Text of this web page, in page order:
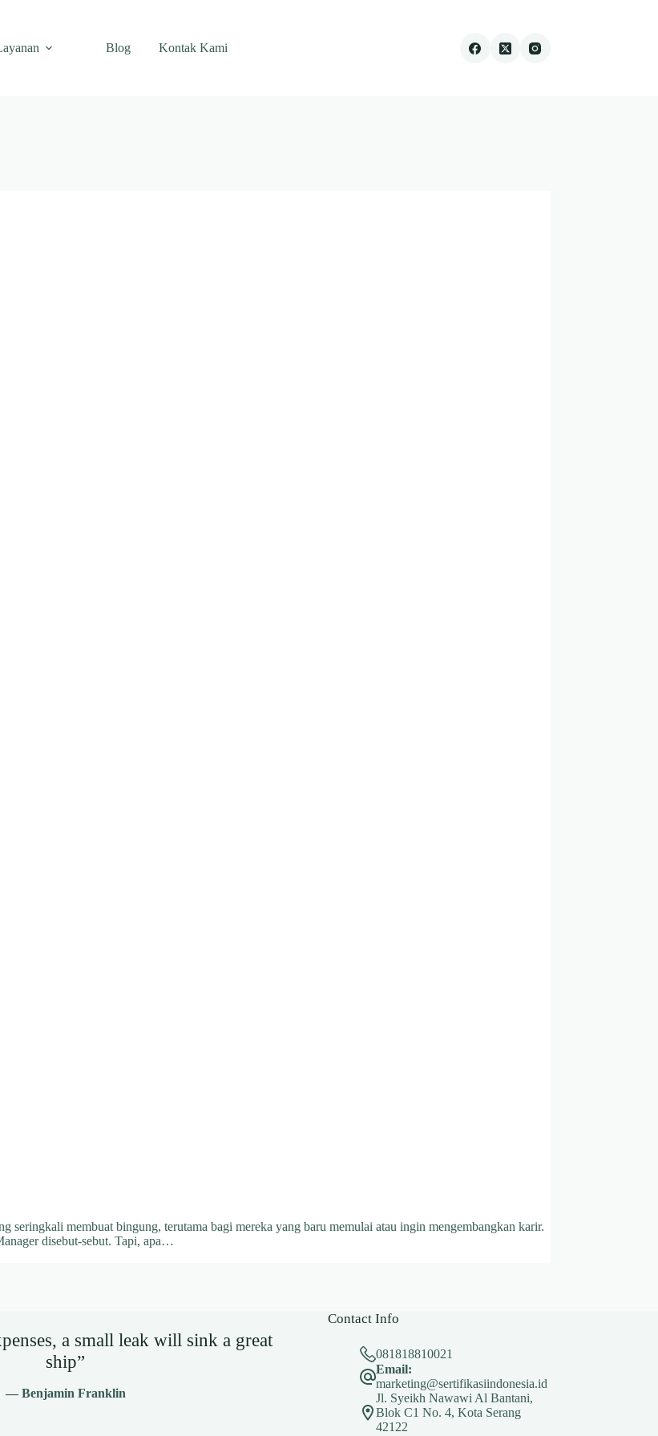
Blog Kontak Kami
membuat bingung, terutama bagi mereka yang baru memulai atau ingin mengembangkan karir.
disebut-sebut. Tapi, apa…
a small leak will sink a great
ship”
— Benjamin Franklin
Contact Info
081818810021
Email:
marketing@sertifikasiindonesia.id
Jl. Syeikh Nawawi Al Bantani,
Blok C1 No. 4, Kota Serang
42122